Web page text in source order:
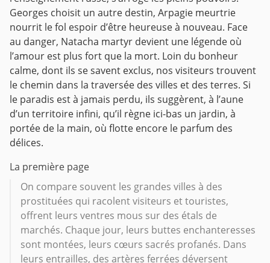
Georges choisit un autre destin, Arpagie meurtrie
nourrit le fol espoir d’être heureuse à nouveau. Face
au danger, Natacha martyr devient une légende où
l’amour est plus fort que la mort. Loin du bonheur
calme, dont ils se savent exclus, nos visiteurs trouvent
le chemin dans la traversée des villes et des terres. Si
le paradis est à jamais perdu, ils suggèrent, à l’aune
d’un territoire infini, qu’il règne ici-bas un jardin, à
portée de la main, où flotte encore le parfum des
délices.
La première page
On compare souvent les grandes villes à des
prostituées qui racolent visiteurs et touristes,
offrent leurs ventres mous sur des étals de
marchés. Chaque jour, leurs buttes enchanteresses
sont montées, leurs cœurs sacrés profanés. Dans
leurs entrailles, des artères ferrées déversent